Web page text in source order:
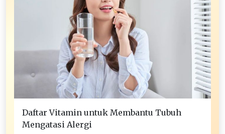
Daftar Vitamin untuk Membantu Tubuh
Mengatasi Alergi